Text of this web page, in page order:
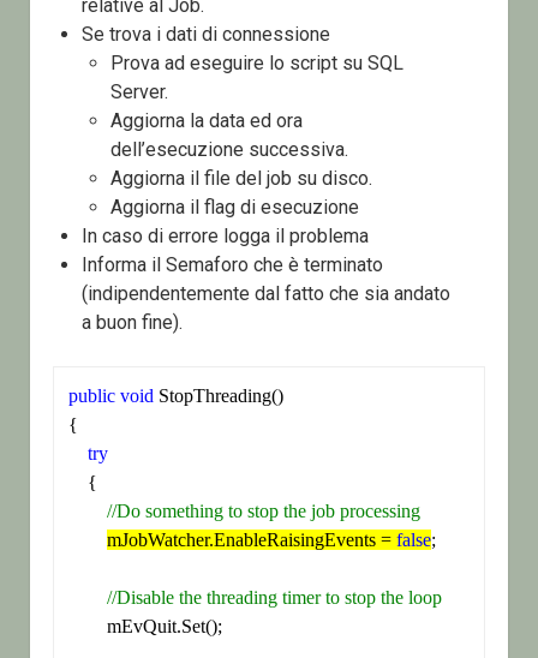
relative al Job.
Se trova i dati di connessione
Prova ad eseguire lo script su SQL
Server.
Aggiorna la data ed ora
dell’esecuzione successiva.
Aggiorna il file del job su disco.
Aggiorna il flag di esecuzione
In caso di errore logga il problema
Informa il Semaforo che è terminato
(indipendentemente dal fatto che sia andato
a buon fine).
public void StopThreading()
{
try
//Do something to stop the job processing
mJobWatcher.EnableRaisingEvents = false;
//Disable the threading timer to stop the loop